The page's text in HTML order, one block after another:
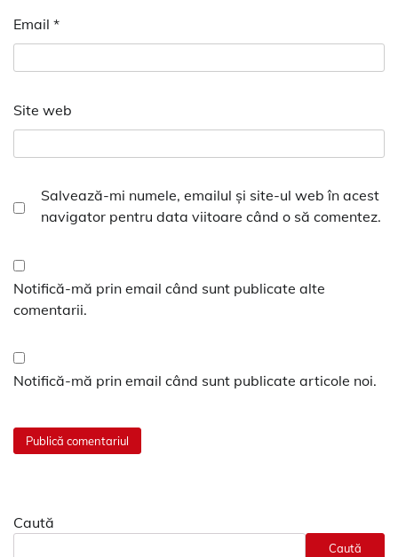
Email *
Site web
Salvează-mi numele, emailul și site-ul web în acest
navigator pentru data viitoare când o să comentez.
Notifică-mă prin email când sunt publicate alte
comentarii.
Notifică-mă prin email când sunt publicate articole noi.
Caută
Caută